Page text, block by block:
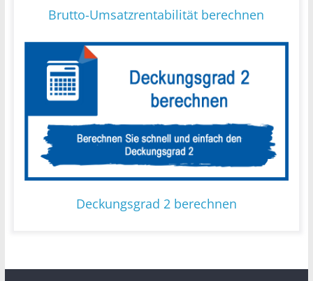
Brutto-Umsatzrentabilität berechnen
Deckungsgrad 2 berechnen